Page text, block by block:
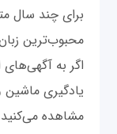
برای چند سال
محبوب‌ترین
اگر به
یادگیری ماشین
مشاهده